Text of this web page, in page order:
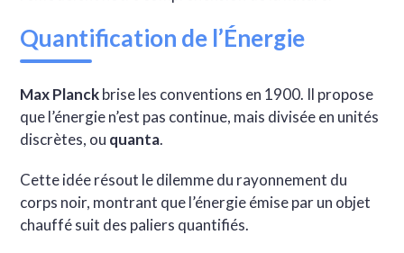
Quantification de l’Énergie
Max Planckbrise les conventions en 1900. Il propose
que l’énergie n’est pas continue, mais divisée en unités
discrètes, ou quanta.
Cette idée résout le dilemme du rayonnement du
corps noir, montrant que l’énergie émise par un objet
chauffé suit des paliers quantifiés.